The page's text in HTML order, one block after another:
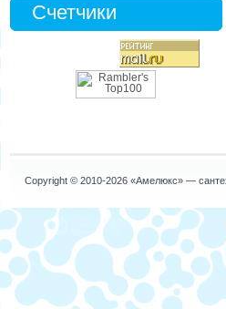
Счетчики
Copyright © 2010-2026 «Амелюкс»—